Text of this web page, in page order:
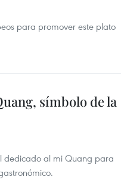
para promover este plato
símbolo de la
dedicado al mi Quang para